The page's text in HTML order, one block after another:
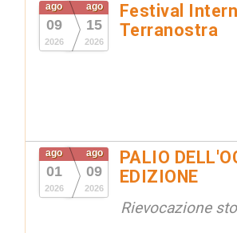
ago
09
2026
ago
15
2026
Festival
Terranostra
ago
01
2026
ago
09
2026
PALIO
EDIZIONE
Rievocazione